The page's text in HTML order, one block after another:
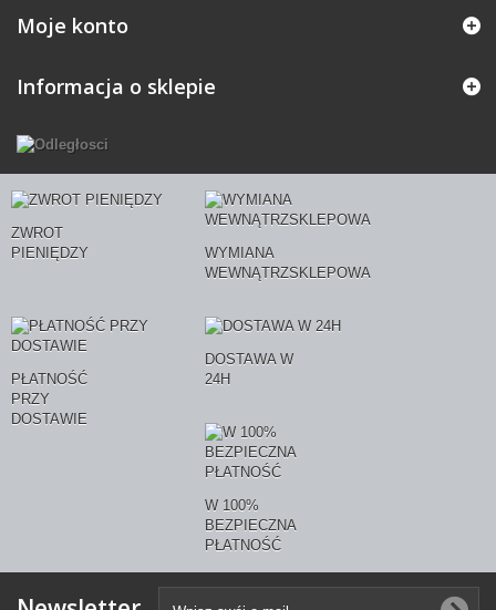
Moje konto
Informacja o sklepie
ZWROT
PIENIĘDZY
WYMIANA
WEWNĄTRZSKLEPOWA
PŁATNOŚĆ
PRZY
DOSTAWIE
DOSTAWA W
24H
W 100%
BEZPIECZNA
PŁATNOŚĆ